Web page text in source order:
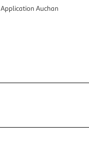
Application Auchan